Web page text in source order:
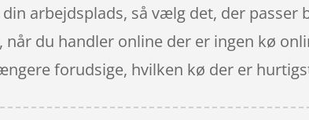
arbejdsplads, så vælg det, der
du handler online der er ingen kø
forudsige, hvilken kø der er